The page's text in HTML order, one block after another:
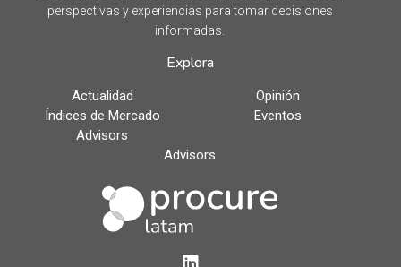
perspectivas y experiencias para tomar decisiones
informadas.
Explora
Actualidad
Opinión
Índices de Mercado
Eventos
Advisors
Advisors
LinkedIn